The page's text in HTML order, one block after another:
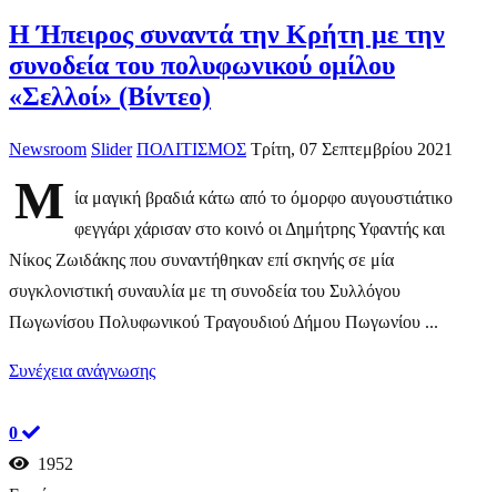
Η Ήπειρος συναντά την Κρήτη με την
συνοδεία του πολυφωνικού ομίλου
«Σελλοί» (Βίντεο)
Newsroom Slider ΠΟΛΙΤΙΣΜΟΣ Τρίτη, 07 Σεπτεμβρίου 2021
Μ
ία μαγική βραδιά κάτω από το όμορφο αυγουστιάτικο
φεγγάρι χάρισαν στο κοινό οι Δημήτρης Υφαντής και
Νίκος Ζωιδάκης που συναντήθηκαν επί σκηνής σε μία
συγκλονιστική συναυλία με τη συνοδεία του Συλλόγου
Πωγωνίσου Πολυφωνικού Τραγουδιού Δήμου Πωγωνίου ...
Συνέχεια ανάγνωσης
0
1952